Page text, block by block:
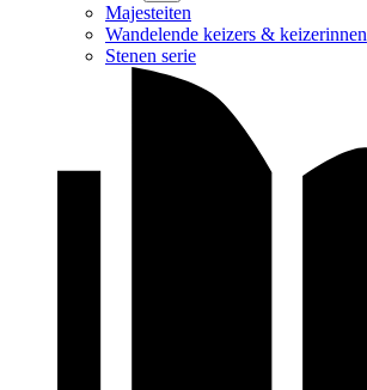
Majesteiten
Wandelende keizers & keizerinnen
Stenen serie